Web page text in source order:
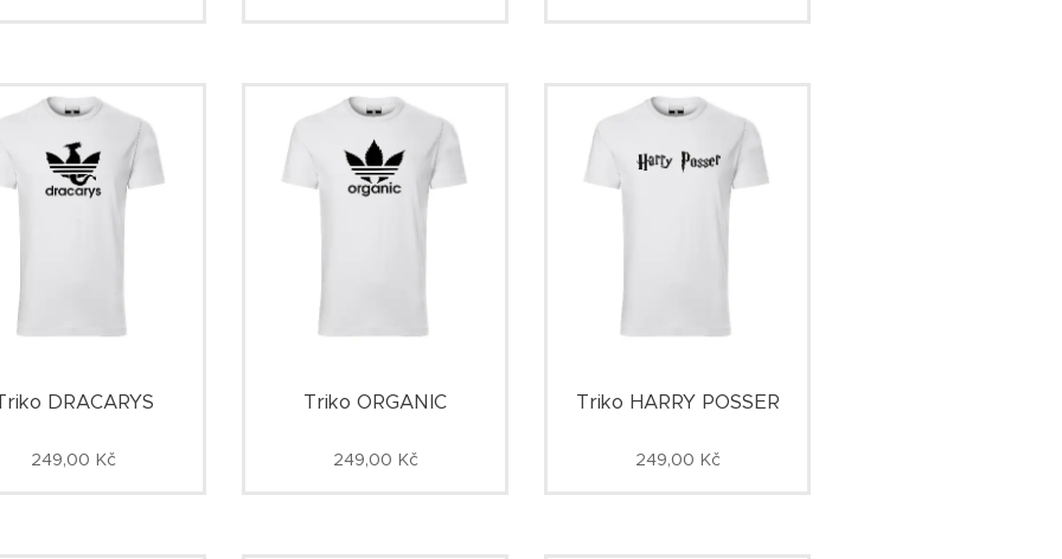
DRACARYS
249,00 Kč
Triko ORGANIC
249,00 Kč
Triko HARRY POSSER
249,00 Kč